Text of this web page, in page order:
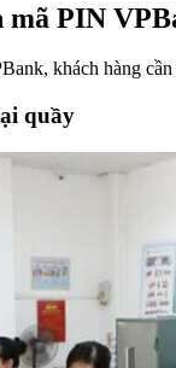
mã PIN
khách hàng
quầy